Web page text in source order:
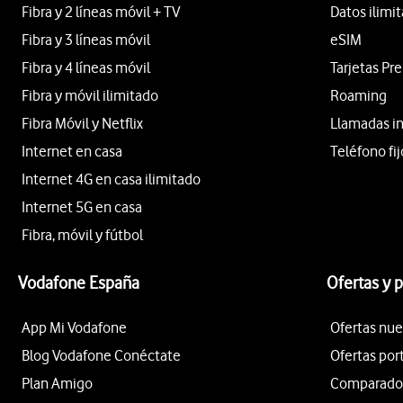
Fibra y 2 líneas móvil + TV
Fibra y 3 líneas móvil
Fibra y 4 líneas móvil
Fibra y móvil ilimitado
Fibra Móvil y Netflix
Internet en casa
Internet 4G en casa ilimitado
Internet 5G en casa
Fibra, móvil y fútbol
Datos
eSIM
Tarjetas
Roaming
Llamadas
Teléfono
Vodafone España
App Mi Vodafone
Blog Vodafone Conéctate
Plan Amigo
Ofertas y
Ofertas
Ofertas